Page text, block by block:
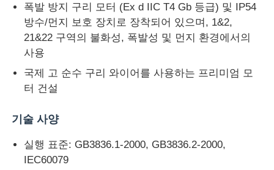
폭발 방지 구리 모터 (Ex d IIC T4 Gb 등급) 및 IP54
방수/먼지 보호 장치로 장착되어 있으며, 1&2,
21&22 구역의 불화성, 폭발성 및 먼지 환경에서의
사용
국제 고 순수 구리 와이어를 사용하는 프리미엄 모
터 건설
기술 사양
실행 표준: GB3836.1-2000, GB3836.2-2000,
IEC60079